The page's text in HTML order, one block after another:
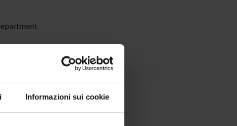
Informazioni sui cookie